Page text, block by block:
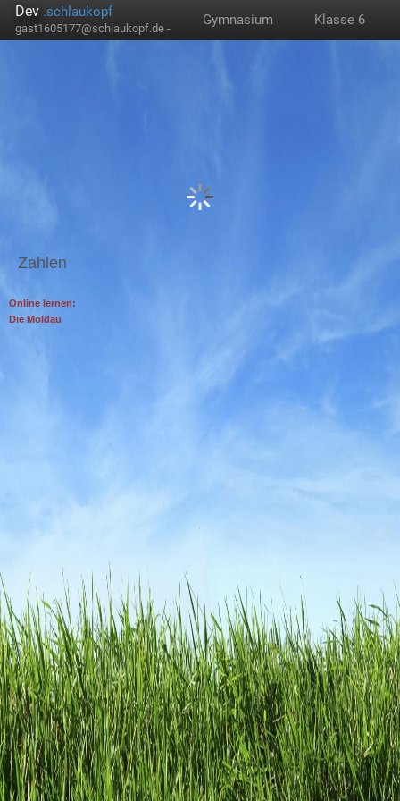
Dev .schlaukopf
gast1605177@schlaukopf.de -
Gymnasium Klasse 6
Zahlen
Online lernen:
Die Moldau